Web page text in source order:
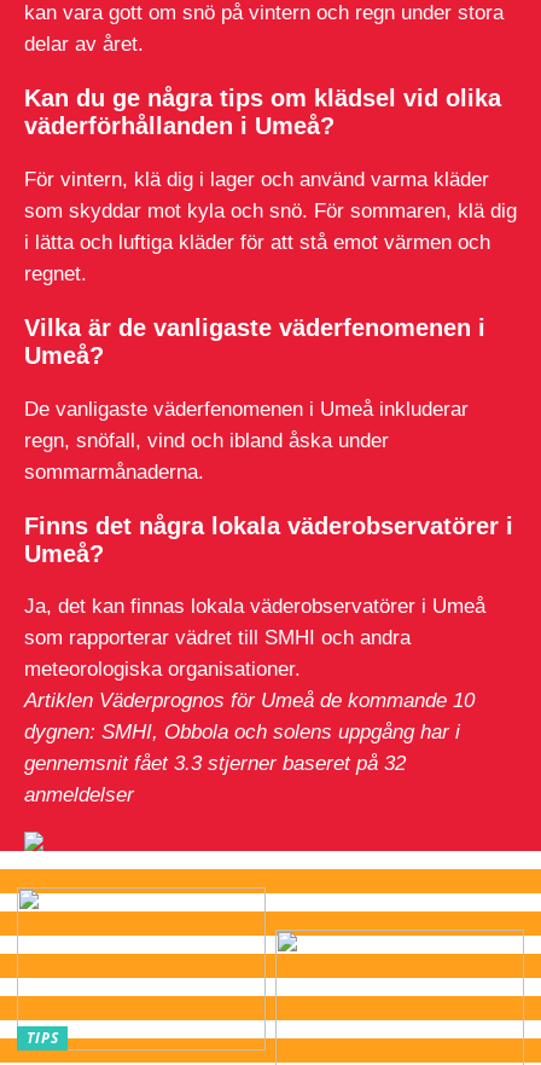
kan vara gott om snö på vintern och regn under stora
delar av året.
Kan du ge några tips om klädsel vid olika
väderförhållanden i Umeå?
För vintern, klä dig i lager och använd varma kläder
som skyddar mot kyla och snö. För sommaren, klä dig
i lätta och luftiga kläder för att stå emot värmen och
regnet.
Vilka är de vanligaste väderfenomenen i
Umeå?
De vanligaste väderfenomenen i Umeå inkluderar
regn, snöfall, vind och ibland åska under
sommarmånaderna.
Finns det några lokala väderobservatörer i
Umeå?
Ja, det kan finnas lokala väderobservatörer i Umeå
som rapporterar vädret till SMHI och andra
meteorologiska organisationer.
Artiklen Väderprognos för Umeå de kommande 10
dygnen: SMHI, Obbola och solens uppgång har i
gennemsnit fået 3.3stjerner baseret på 32
anmeldelser
TIPS